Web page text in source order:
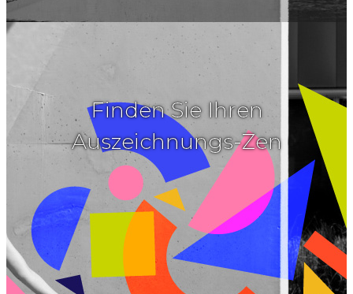
Finden Sie Ihren
Auszeichnungs-Zen